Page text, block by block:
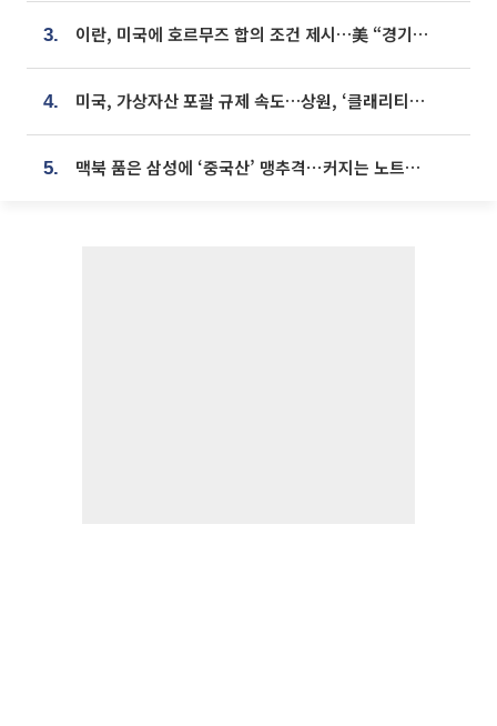
3. 이란, 미국에 호르무즈 합의 조건 제시…美 “경기 아직 안 끝나” [종합]
4. 미국, 가상자산 포괄 규제 속도…상원, ‘클래리티법’ 9월 절차투표 추진
5. 맥북 품은 삼성에 ‘중국산’ 맹추격⋯커지는 노트북 OLED 시장